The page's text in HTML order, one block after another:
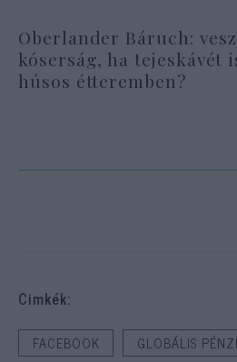
Oberlander Báruch:
kóserság, ha tejeskávét
húsos étteremben?
Cimkék:
FACEBOOK
GLOBÁLIS